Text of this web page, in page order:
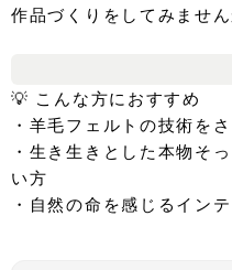
作品づくりをしてみません
💡 こんな方におすすめ
・羊毛フェルトの技術を
・生き生きとした本物そ
い方
・自然の命を感じるイン